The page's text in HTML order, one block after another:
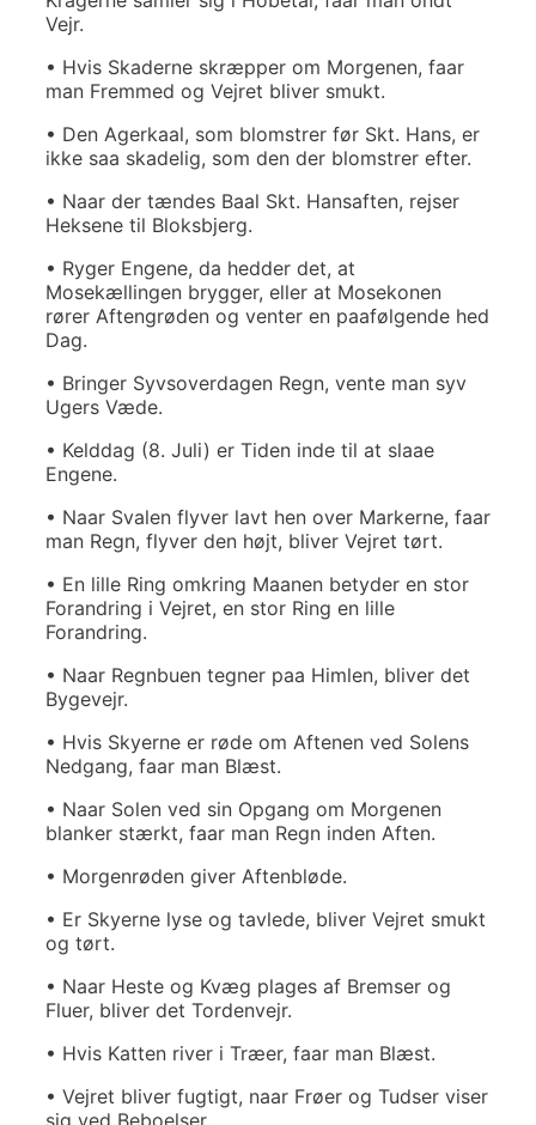
Vejr.
• Hvis Skaderne skræpper om Morgenen, faar
man Fremmed og Vejret bliver smukt.
• Den Agerkaal, som blomstrer før Skt. Hans, er
ikke saa skadelig, som den der blomstrer efter.
• Naar der tændes Baal Skt. Hansaften, rejser
Heksene til Bloksbjerg.
• Ryger Engene, da hedder det, at
Mosekællingen brygger, eller at Mosekonen
rører Aftengrøden og venter en paafølgende hed
Dag.
• Bringer Syvsoverdagen Regn, vente man syv
Ugers Væde.
• Kelddag (8. Juli) er Tiden inde til at slaae
Engene.
• Naar Svalen flyver lavt hen over Markerne, faar
man Regn, flyver den højt, bliver Vejret tørt.
• En lille Ring omkring Maanen betyder en stor
Forandring i Vejret, en stor Ring en lille
Forandring.
• Naar Regnbuen tegner paa Himlen, bliver det
Bygevejr.
• Hvis Skyerne er røde om Aftenen ved Solens
Nedgang, faar man Blæst.
• Naar Solen ved sin Opgang om Morgenen
blanker stærkt, faar man Regn inden Aften.
• Morgenrøden giver Aftenbløde.
• Er Skyerne lyse og tavlede, bliver Vejret smukt
og tørt.
• Naar Heste og Kvæg plages af Bremser og
Fluer, bliver det Tordenvejr.
• Hvis Katten river i Træer, faar man Blæst.
• Vejret bliver fugtigt, naar Frøer og Tudser viser
sig ved Beboelser.